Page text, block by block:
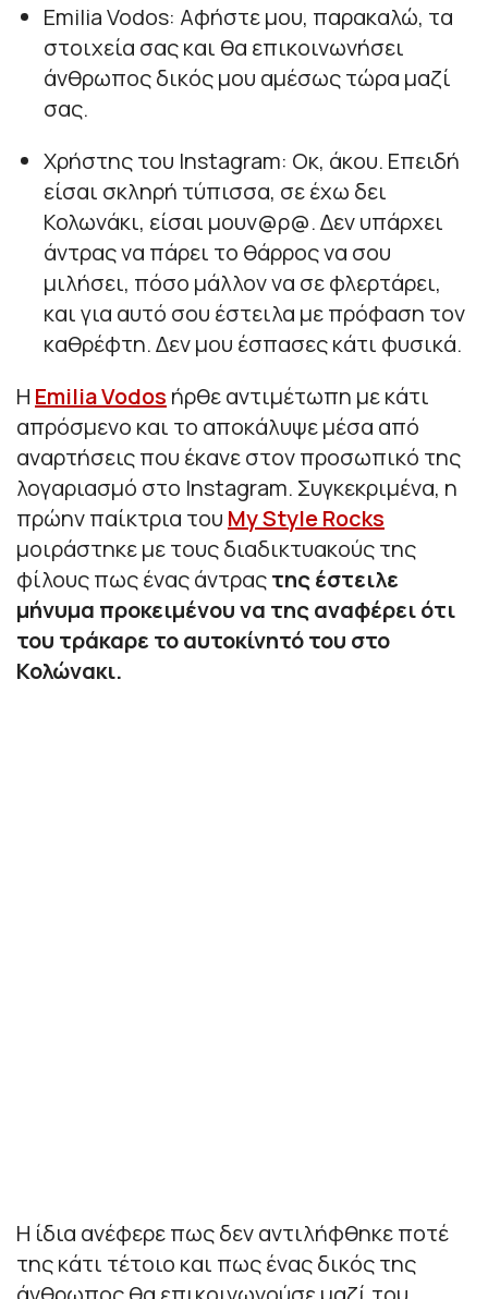
Emilia Vodos: Αφήστε μου, παρακαλώ, τα
στοιχεία σας και θα επικοινωνήσει
άνθρωπος δικός μου αμέσως τώρα μαζί
σας.
Χρήστης του Instagram: Οκ, άκου. Επειδή
είσαι σκληρή τύπισσα, σε έχω δει
Κολωνάκι, είσαι μουν@ρ@. Δεν υπάρχει
άντρας να πάρει το θάρρος να σου
μιλήσει, πόσο μάλλον να σε φλερτάρει,
και για αυτό σου έστειλα με πρόφαση τον
καθρέφτη. Δεν μου έσπασες κάτι φυσικά.
Η Emilia Vodos ήρθε αντιμέτωπη με κάτι
απρόσμενο και το αποκάλυψε μέσα από
αναρτήσεις που έκανε στον προσωπικό της
λογαριασμό στο Instagram. Συγκεκριμένα, η
πρώην παίκτρια του My Style Rocks
μοιράστηκε με τους διαδικτυακούς της
φίλους πως ένας άντραςτης έστειλε
μήνυμα προκειμένου να της αναφέρει ότι
του τράκαρε το αυτοκίνητό του στο
Κολώνακι.
Η ίδια ανέφερε πως δεν αντιλήφθηκε ποτέ
της κάτι τέτοιο και πως ένας δικός της